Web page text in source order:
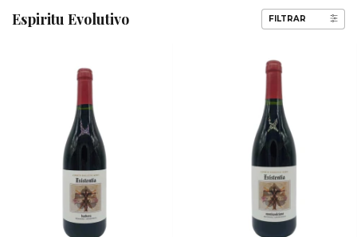
Espiritu Evolutivo FILTRAR